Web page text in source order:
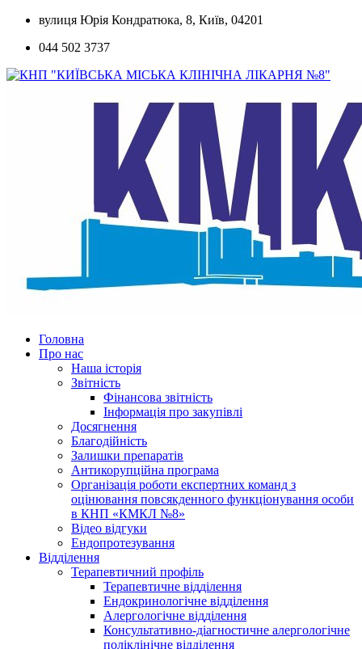
Skip
content
вулиця Юрія Кондратюка, 8, Київ, 04201
044 502 3737
Головна
Про нас
Наша історія
Звітність
Фінансова звітність
Інформація про закупівлі
Досягнення
Благодійність
Залишки препаратів
Антикорупційна програма
Організація роботи експертних команд з
оцінювання повсякденного функціонування особи
в КНП «КМКЛ №8»
Відео відгуки
Ендопротезування
Відділення
Терапевтичний профіль
Терапевтичне відділення
Ендокринологічне відділення
Алергологічне відділення
Консультативно-діагностичне алергологічне
поліклінічне відділення